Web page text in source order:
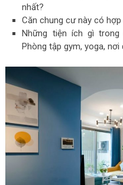
nhất?
Căn chung cư này có
Những tiện ích gì
Phòng tập gym, yoga, nơi